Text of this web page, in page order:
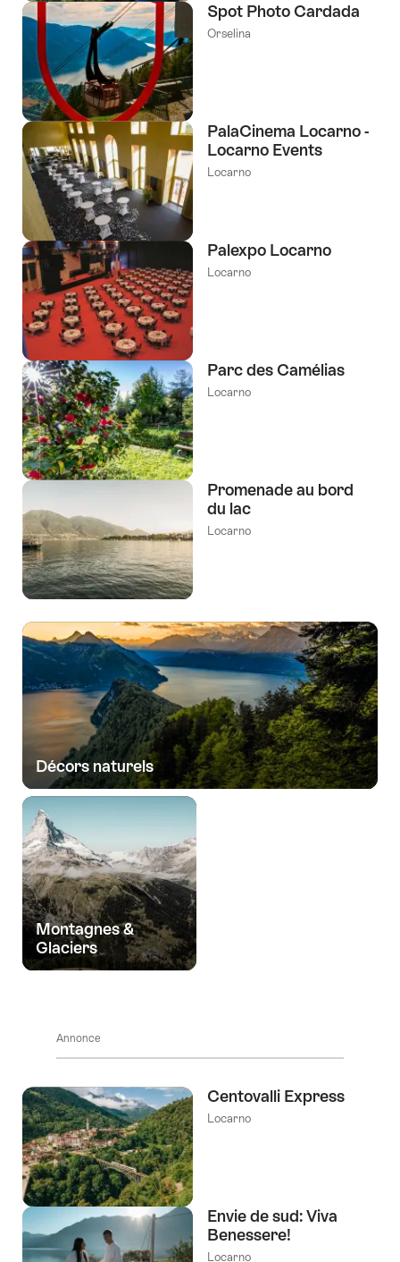
Spot Photo Cardada
Orselina
PalaCinema Locarno -
Locarno Events
Locarno
Palexpo Locarno
Locarno
Parc des Camélias
Locarno
Promenade au bord
du lac
Locarno
Décors naturels
Montagnes &
Glaciers
Annonce
Centovalli Express
Locarno
Envie de sud: Viva
Benessere!
Locarno